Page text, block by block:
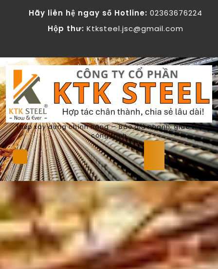
Hãy liên hệ ngay số Hotline: 02363676224
Hộp thư: Ktksteel.jsc@gmail.com
Thép xây dựng chính hãng — Báo giá nhanh, giao tận
công trình
Open
Button